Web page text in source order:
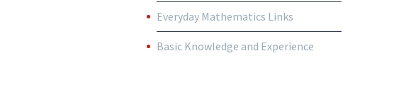
Everyday Mathematics Links
Basic Knowledge and Experience